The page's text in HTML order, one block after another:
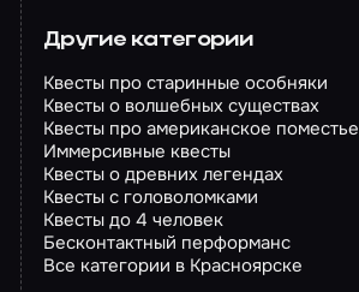
Другие категории
Квесты про старинные особняки
Квесты о волшебных существах
Квесты про американское поместье
Иммерсивные квесты
Квесты о древних легендах
Квесты с головоломками
Квесты до 4 человек
Бесконтактный перформанс
Все категории в Красноярске